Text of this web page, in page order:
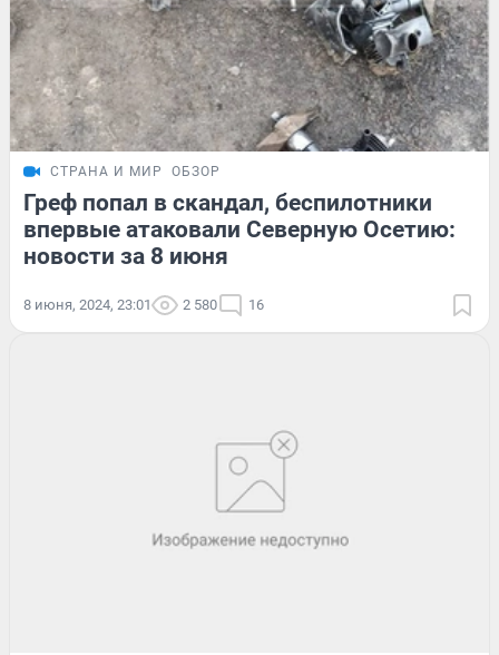
СТРАНА И МИР ОБЗОР
Греф попал в скандал, беспилотники
впервые атаковали Северную Осетию:
новости за 8 июня
8 июня, 2024, 23:01 2 580 16